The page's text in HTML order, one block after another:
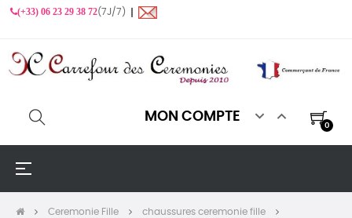
(+33) 06 23 29 38 72(7J/7) ❙
MON COMPTE  
0
Basculer
☰
Ceremonie Fille chaussures ceremonie fille